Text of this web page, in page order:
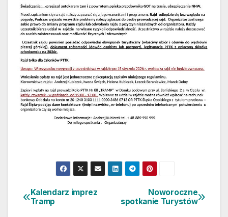
Nawigacja
Noworoczne
spotkanie Turystów
Kalendarz imprez
Tramp